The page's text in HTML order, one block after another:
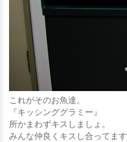
これがそのお魚達。
『キッシンググラミー』
所かまわずキスしましょ。
みんな仲良くキスし合ってます